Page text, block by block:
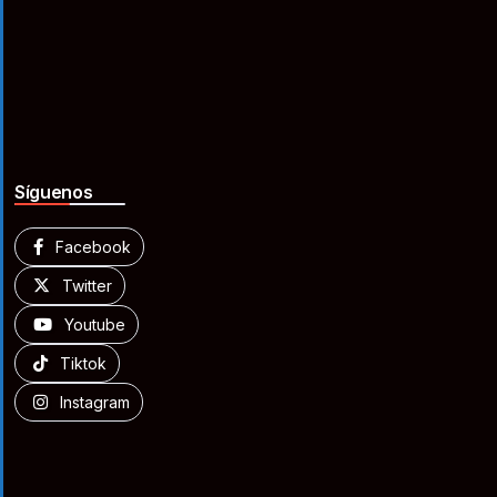
Síguenos
Facebook
Twitter
Youtube
Tiktok
Instagram